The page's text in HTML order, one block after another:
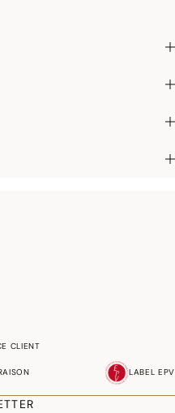
permet de les accrocher facilement
des années.
CLIENT
LABEL EPV